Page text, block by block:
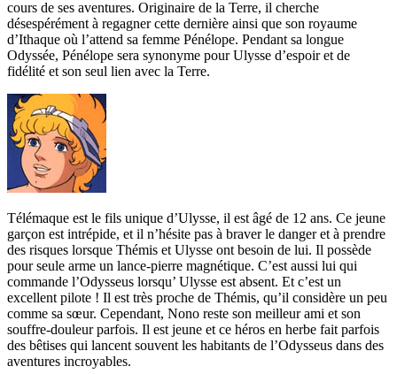
cours de ses aventures. Originaire de la Terre, il cherche
désespérément à regagner cette dernière ainsi que son royaume
d’Ithaque où l’attend sa femme Pénélope. Pendant sa longue
Odyssée, Pénélope sera synonyme pour Ulysse d’espoir et de
fidélité et son seul lien avec la Terre.
Télémaque est le fils unique d’Ulysse, il est âgé de 12 ans. Ce jeune
garçon est intrépide, et il n’hésite pas à braver le danger et à prendre
des risques lorsque Thémis et Ulysse ont besoin de lui. Il possède
pour seule arme un lance-pierre magnétique. C’est aussi lui qui
commande l’Odysseus lorsqu’ Ulysse est absent. Et c’est un
excellent pilote ! Il est très proche de Thémis, qu’il considère un peu
comme sa sœur. Cependant, Nono reste son meilleur ami et son
souffre-douleur parfois. Il est jeune et ce héros en herbe fait parfois
des bêtises qui lancent souvent les habitants de l’Odysseus dans des
aventures incroyables.